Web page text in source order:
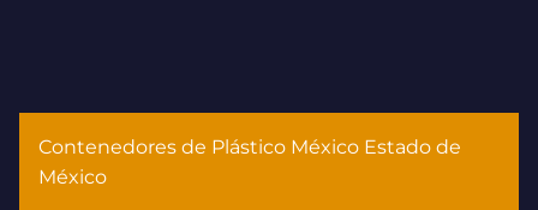
Contenedores de Plástico México Estado de
México